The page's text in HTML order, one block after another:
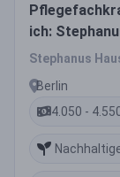
ich:
Stephanus
Berlin
4.050 -